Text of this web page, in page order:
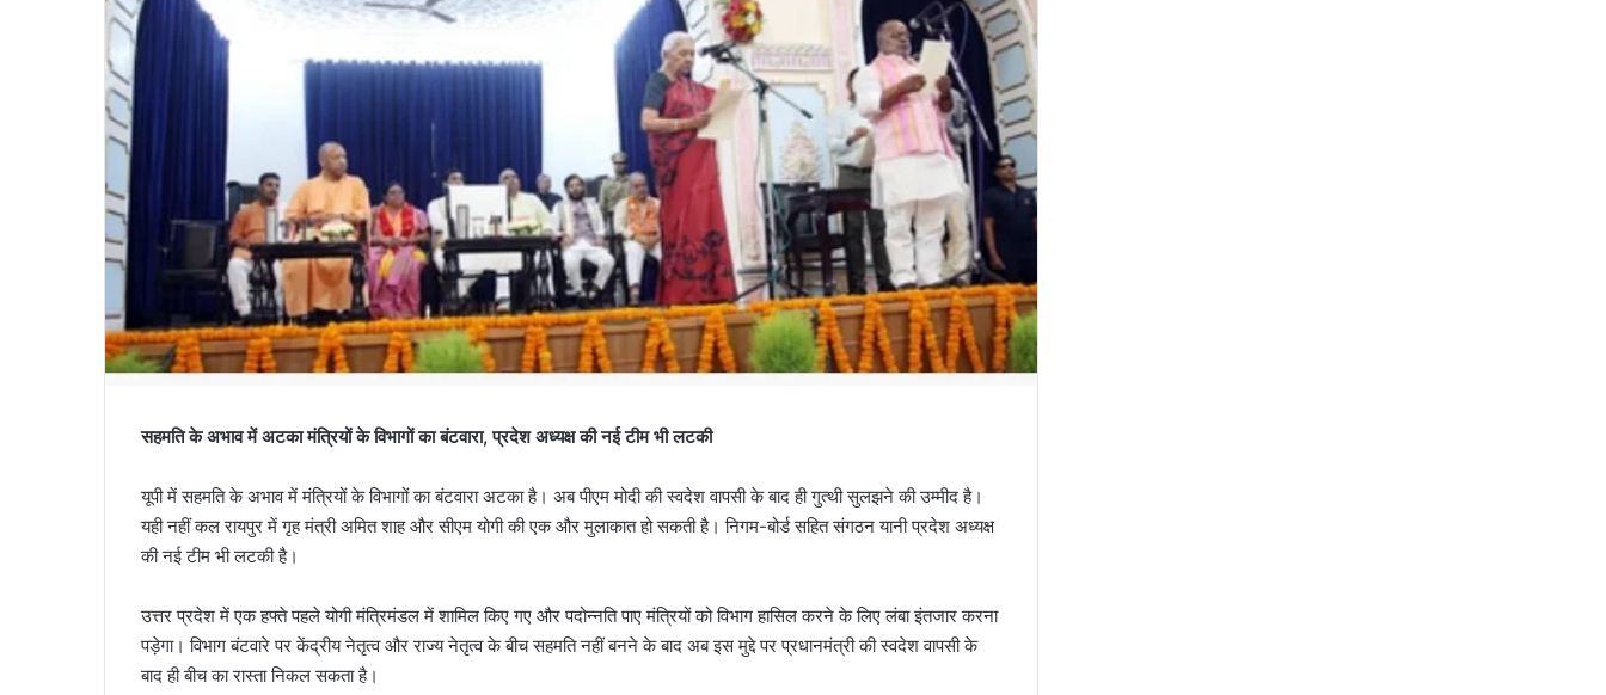
सहमति के अभाव में अटका मंत्रियों के विभागों का बंटवारा, प्रदेश अध्यक्ष की नई टीम भी लटकी
यूपी में सहमति के अभाव में मंत्रियों के विभागों का बंटवारा अटका है। अब पीएम मोदी की स्वदेश वापसी के बाद ही गुत्थी सुलझने की उम्मीद है।
यही नहीं कल रायपुर में गृह मंत्री अमित शाह और सीएम योगी की एक और मुलाकात हो सकती है। निगम-बोर्ड सहित संगठन यानी प्रदेश अध्यक्ष
की नई टीम भी लटकी है।
उत्तर प्रदेश में एक हफ्ते पहले योगी मंत्रिमंडल में शामिल किए गए और पदोन्नति पाए मंत्रियों को विभाग हासिल करने के लिए लंबा इंतजार करना
पड़ेगा। विभाग बंटवारे पर केंद्रीय नेतृत्व और राज्य नेतृत्व के बीच सहमति नहीं बनने के बाद अब इस मुद्दे पर प्रधानमंत्री की स्वदेश वापसी के
बाद ही बीच का रास्ता निकल सकता है।